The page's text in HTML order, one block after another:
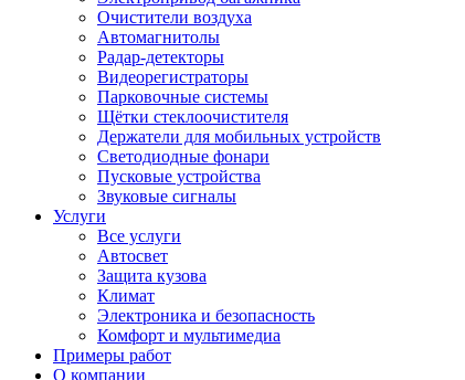
Очистители воздуха
Автомагнитолы
Радар-детекторы
Видеорегистраторы
Парковочные системы
Щётки стеклоочистителя
Держатели для мобильных устройств
Светодиодные фонари
Пусковые устройства
Звуковые сигналы
Услуги
Все услуги
Автосвет
Защита кузова
Климат
Электроника и безопасность
Комфорт и мультимедиа
Примеры работ
О компании